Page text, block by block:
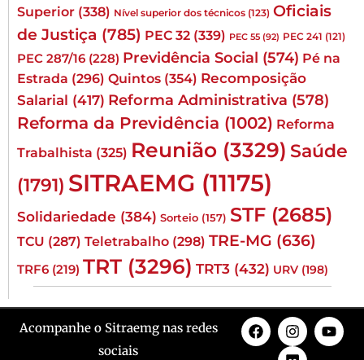
Superior (338) Nível superior dos técnicos (123) Oficiais
de Justiça (785) PEC 32 (339) PEC 55 (92) PEC 241 (121)
PEC 287/16 (228) Previdência Social (574) Pé na
Estrada (296) Quintos (354) Recomposição
Salarial (417) Reforma Administrativa (578)
Reforma da Previdência (1002) Reforma
Trabalhista (325) Reunião (3329) Saúde
(1791) SITRAEMG (11175)
Solidariedade (384) Sorteio (157) STF (2685)
TCU (287) Teletrabalho (298) TRE-MG (636)
TRF6 (219) TRT (3296) TRT3 (432) URV (198)
Acompanhe o Sitraemg nas redes
sociais